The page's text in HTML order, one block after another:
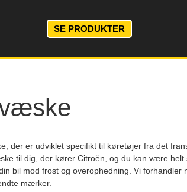
SE PRODUKTER
der er udviklet specifikt til køretøjer fra det
til dig, der kører Citroën, og du kan være
bil mod frost og overophedning. Vi
mærker.